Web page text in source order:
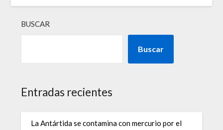
BUSCAR
Buscar
Entradas recientes
La Antártida se contamina con mercurio por el